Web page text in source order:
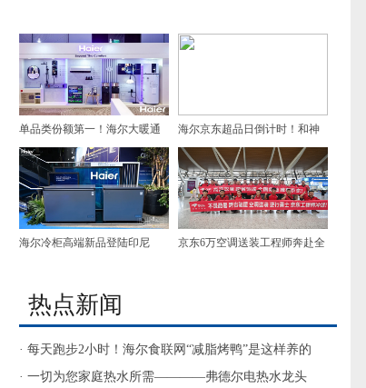
单品类份额第一！海尔大暖通
电即热产品领跑越南第一家电
渠道
海尔京东超品日倒计时！和神
秘主帅一起热爱AI家电
海尔冷柜高端新品登陆印尼 京东6万空调送装工程师奔赴全
热点新闻
· 每天跑步2小时！海尔食联网“减脂烤鸭”是这样养的
· 一切为您家庭热水所需————弗德尔电热水龙头